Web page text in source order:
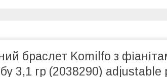
браслет Komilfo з
3,1 гр (2038290) adjustable